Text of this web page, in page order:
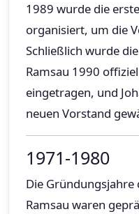
1989 wurde die
organisiert, um die
Schließlich wurde
Ramsau 1990
eingetragen, und
neuen Vorstand
1971-1980
Die Gründungsjahre
Ramsau waren